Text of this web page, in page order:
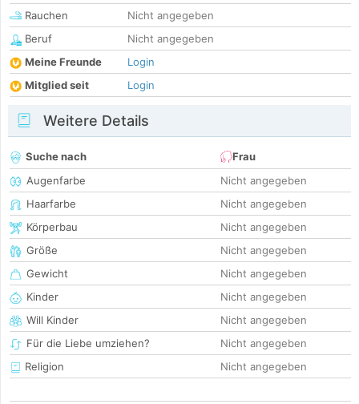
Rauchen
Nicht angegeben
Beruf
Nicht angegeben
Meine Freunde
Login
Mitglied seit
Login
Weitere Details
Suche nach
Frau
Augenfarbe
Nicht angegeben
Haarfarbe
Nicht angegeben
Körperbau
Nicht angegeben
Größe
Nicht angegeben
Gewicht
Nicht angegeben
Kinder
Nicht angegeben
Will Kinder
Nicht angegeben
Für die Liebe umziehen?
Nicht angegeben
Religion
Nicht angegeben